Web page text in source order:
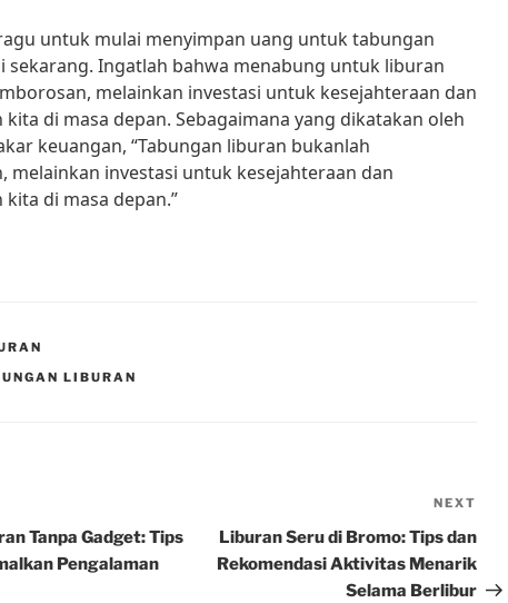
untuk mulai menyimpan uang untuk tabungan
sekarang. Ingatlah bahwa menabung untuk liburan
melainkan investasi untuk kesejahteraan dan
kita di masa depan. Sebagaimana yang dikatakan oleh
keuangan, “Tabungan liburan bukanlah
melainkan investasi untuk kesejahteraan dan
kita di masa depan.”
LIBURAN
Tanpa Gadget: Tips
Pengalaman
Post
NEXT
Liburan Seru di Bromo: Tips dan
Rekomendasi Aktivitas Menarik
Selama Berlibur